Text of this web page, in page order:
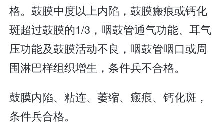
格。鼓膜中度以上内陷，鼓膜瘢痕或钙化
斑超过鼓膜的1/3，咽鼓管通气功能、耳气
压功能及鼓膜活动不良，咽鼓管咽口或周
围淋巴样组织增生，条件兵不合格。
鼓膜内陷、粘连、萎缩、瘢痕、钙化斑，
条件兵合格。